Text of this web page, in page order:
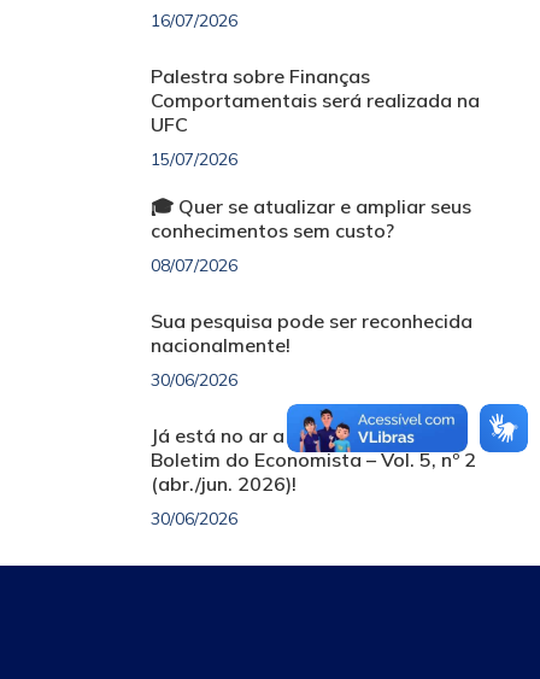
16/07/2026
Palestra sobre Finanças
Comportamentais será realizada na
UFC
15/07/2026
🎓 Quer se atualizar e ampliar seus
conhecimentos sem custo?
08/07/2026
Sua pesquisa pode ser reconhecida
nacionalmente!
30/06/2026
Já está no ar a nova edição do
Boletim do Economista – Vol. 5, nº 2
(abr./jun. 2026)!
30/06/2026